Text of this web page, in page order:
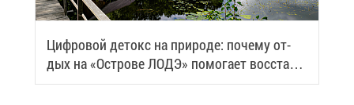
Циф­ро­вой де­токс на при­ро­де: по­че­му от­
дых на «Ост­ро­ве ЛОДЭ» по­мо­га­ет вос­ста­но­
вить си­лы